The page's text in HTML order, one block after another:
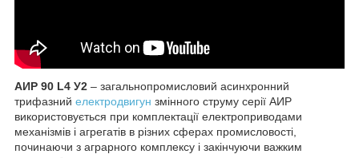
АИР 90 L4 У2 – загальнопромисловий асинхронний
трифазний електродвигун змінного струму серії АИР
використовується при комплектації електроприводами
механізмів і агрегатів в різних сферах промисловості,
починаючи з аграрного комплексу і закінчуючи важким